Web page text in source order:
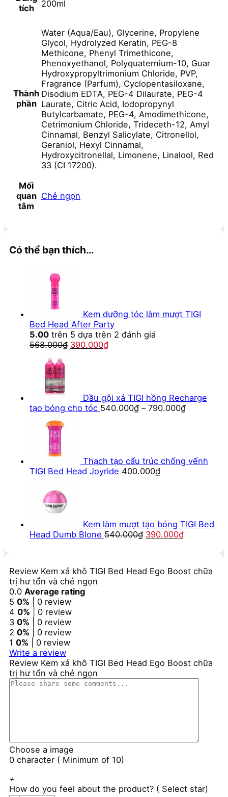
tích
200ml
Thành
phần
Water (Aqua/Eau), Glycerine, Propylene
Glycol, Hydrolyzed Keratin, PEG-8
Methicone, Phenyl Trimethicone,
Phenoxyethanol, Polyquaternium-10, Guar
Hydroxypropyltrimonium Chloride, PVP,
Fragrance (Parfum), Cyclopentasiloxane,
Disodium EDTA, PEG-4 Dilaurate, PEG-4
Laurate, Citric Acid, Iodopropynyl
Butylcarbamate, PEG-4, Amodimethicone,
Cetrimonium Chloride, Trideceth-12, Amyl
Cinnamal, Benzyl Salicylate, Citronellol,
Geraniol, Hexyl Cinnamal,
Hydroxycitronellal, Limonene, Linalool, Red
33 (CI 17200).
Mối
quan
tâm
Chẻ ngọn
Có thể bạn thích…
Kem dưỡng tóc làm mượt TIGI
Bed Head After Party
5.00 trên 5 dựa trên 2 đánh giá
568.000₫ Giá
390.000₫Giá
Dầu gội xả TIGI hồng Recharge
tạo bóng cho tóc 540.000₫ – 790.000₫
Thạch tạo cấu trúc chống vểnh
TIGI Bed Head Joyride 400.000₫
Kem làm mượt tạo bóng TIGI Bed
Head Dumb Blone 540.000₫ Giá
390.000₫Giá
390.000₫.
Review Kem xả khô TIGI Bed Head Ego Boost chữa
trị hư tổn và chẻ ngọn
0.0 Average rating
5 0% | 0 review
4 0% | 0 review
3 0% | 0 review
2 0% | 0 review
1 0% | 0 review
Write a review
Review Kem xả khô TIGI Bed Head Ego Boost chữa
trị hư tổn và chẻ ngọn
Choose a image
0 character ( Minimum of 10)
+
How do you feel about the product? ( Select star)